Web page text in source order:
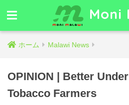
Moni
ホーム Malawi News
OPINION | Better
Tobacco Farmers